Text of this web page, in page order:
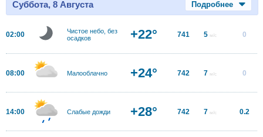
Суббота, 8 Августа Подробнее
02:00
Чистое небо, без
осадков
+22° 741 5 м/с 0
08:00 Малооблачно +24° 742 7 м/с 0
14:00 Слабые дожди +28° 742 7 м/с 0.2